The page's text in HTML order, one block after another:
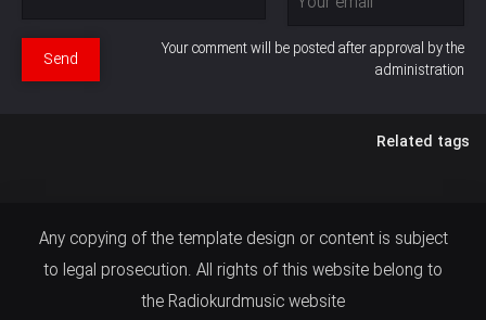
Your comment will be posted after approval by the
administration
Send
Related tags
Any copying of the template design or content is subject
to legal prosecution. All rights of this website belong to
the Radiokurdmusic website